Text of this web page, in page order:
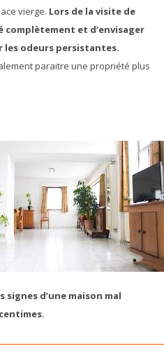
vierge. Lors de la visite de
complètement et d’envisager
les odeurs persistantes.
paraitre une propriété plus
signes d’une maison mal